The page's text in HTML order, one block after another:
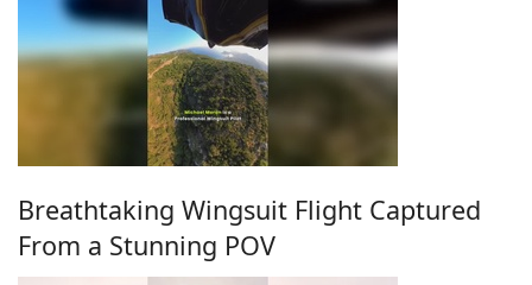
Breathtaking Wingsuit Flight Captured
From a Stunning POV